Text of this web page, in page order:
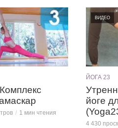
1 мин чтения
ВИДЕО
ЙОГА 23
йоге
4 430